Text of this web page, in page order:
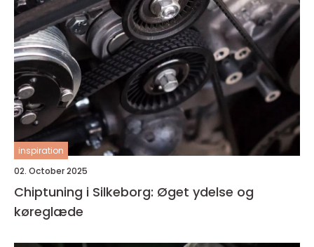
inspiration
02. October 2025
Chiptuning i Silkeborg: Øget ydelse og
køreglæde